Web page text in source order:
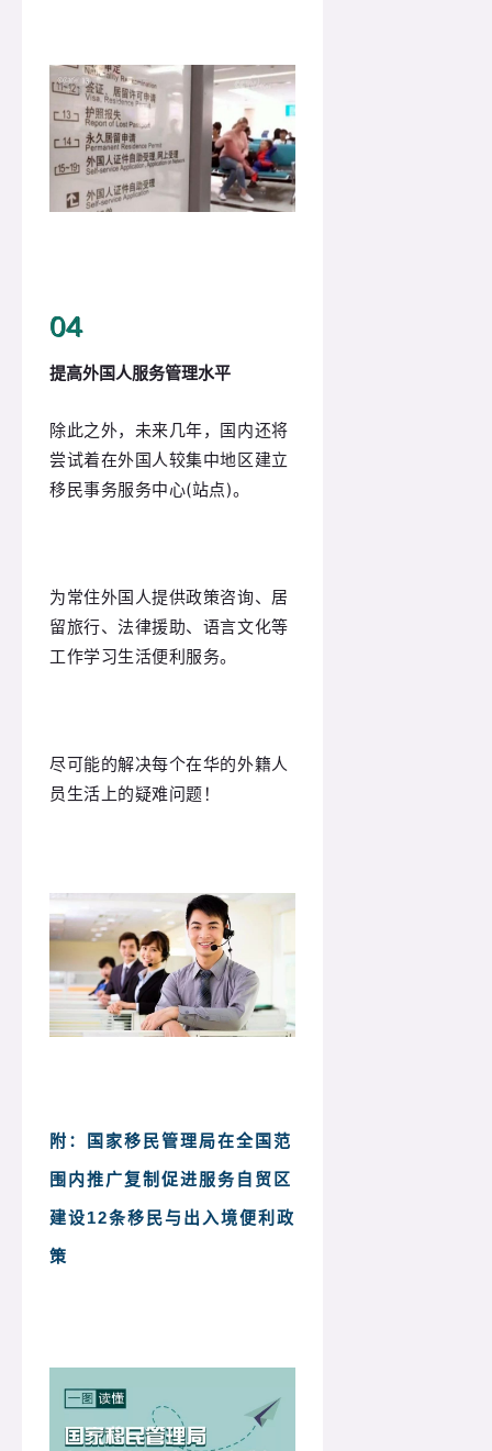
04
提高外国人服务管理水平
除此之外，未来几年，国内还将
尝试着在外国人较集中地区建立
移民事务服务中心(站点)。
为常住外国人提供政策咨询、居
留旅行、法律援助、语言文化等
工作学习生活便利服务。
尽可能的解决每个在华的外籍人
员生活上的疑难问题！
附：国家移民管理局在全国范
围内推广复制促进服务自贸区
建设12条移民与出入境便利政
策